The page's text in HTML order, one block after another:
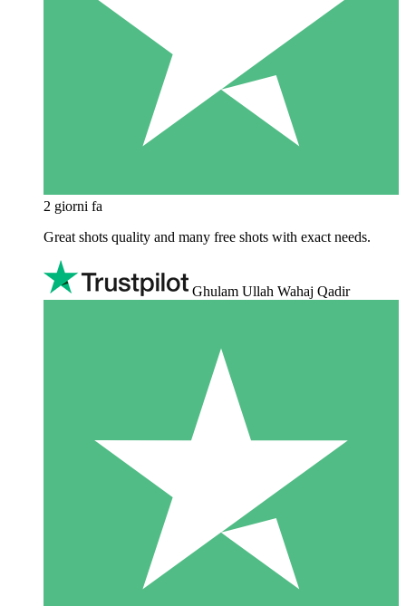
2 giorni fa
Great shots quality and many free shots with exact needs.
Ghulam Ullah Wahaj Qadir